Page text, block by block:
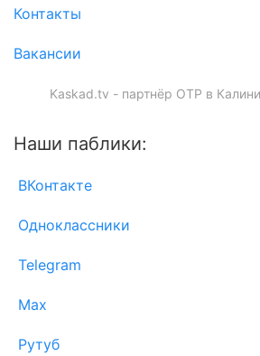
Контакты
Вакансии
Kaskad.tv - партнёр ОТР в
Наши паблики:
ВКонтакте
Одноклассники
Telegram
Max
Рутуб